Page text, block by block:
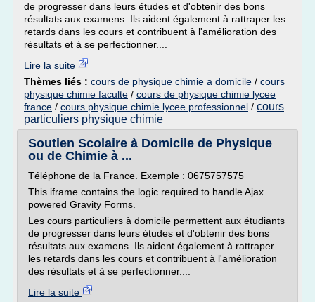
de progresser dans leurs études et d'obtenir des bons
résultats aux examens. Ils aident également à rattraper les
retards dans les cours et contribuent à l'amélioration des
résultats et à se perfectionner....
Lire la suite
Thèmes liés : cours de physique chimie a domicile / cours
physique chimie faculte / cours de physique chimie lycee
france / cours physique chimie lycee professionnel / cours
particuliers physique chimie
Soutien Scolaire à Domicile de Physique
ou de Chimie à ...
Téléphone de la France. Exemple : 0675757575
This iframe contains the logic required to handle Ajax
powered Gravity Forms.
Les cours particuliers à domicile permettent aux étudiants
de progresser dans leurs études et d'obtenir des bons
résultats aux examens. Ils aident également à rattraper
les retards dans les cours et contribuent à l'amélioration
des résultats et à se perfectionner....
Lire la suite